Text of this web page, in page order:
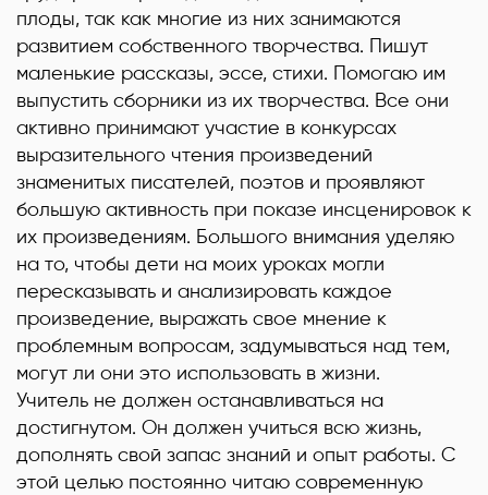
плоды, так как многие из них занимаются
развитием собственного творчества. Пишут
маленькие рассказы, эссе, стихи. Помогаю им
выпустить сборники из их творчества. Все они
активно принимают участие в конкурсах
выразительного чтения произведений
знаменитых писателей, поэтов и проявляют
большую активность при показе инсценировок к
их произведениям. Большого внимания уделяю
на то, чтобы дети на моих уроках могли
пересказывать и анализировать каждое
произведение, выражать свое мнение к
проблемным вопросам, задумываться над тем,
могут ли они это использовать в жизни.
Учитель не должен останавливаться на
достигнутом. Он должен учиться всю жизнь,
дополнять свой запас знаний и опыт работы. С
этой целью постоянно читаю современную